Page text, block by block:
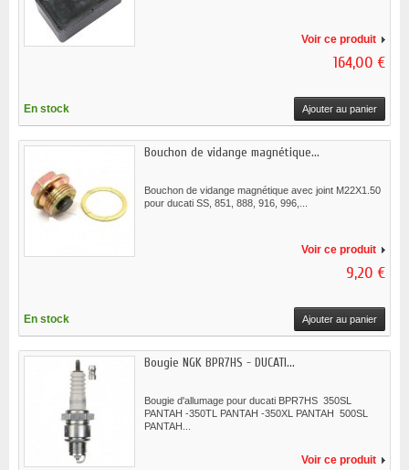
Voir ce produit
164,00 €
En stock Ajouter au panier
Bouchon de vidange magnétique...
Bouchon de vidange magnétique avec joint M22X1.50
pour ducati SS, 851, 888, 916, 996,...
Voir ce produit
9,20 €
En stock Ajouter au panier
Bougie NGK BPR7HS - DUCATI...
Bougie d'allumage pour ducati BPR7HS 350SL
PANTAH -350TL PANTAH -350XL PANTAH 500SL
PANTAH...
Voir ce produit